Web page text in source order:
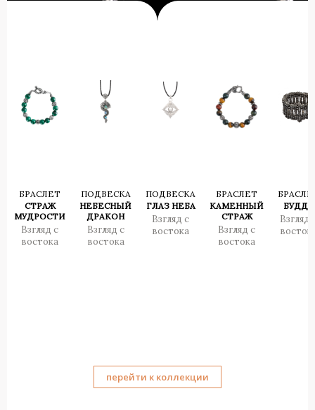
БРАСЛЕТ
СТРАЖ
МУДРОСТИ
Взгляд с
востока
ПОДВЕСКА
НЕБЕСНЫЙ
ДРАКОН
Взгляд с
востока
ПОДВЕСКА
ГЛАЗ НЕБА
Взгляд с
востока
БРАСЛЕТ
КАМЕННЫЙ
СТРАЖ
Взгляд с
востока
БУДДА
Взгляд
перейти к коллекции